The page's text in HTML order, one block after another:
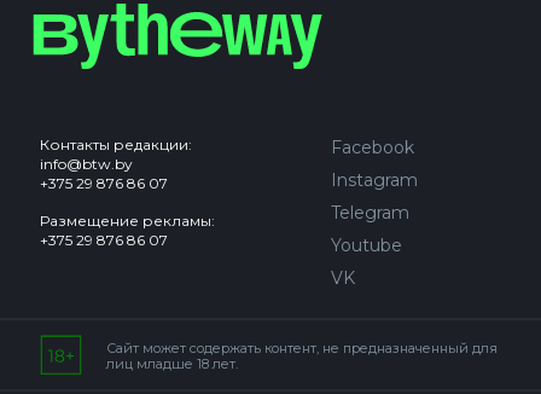
Контакты редакции:
info@btw.by
+375 29 876 86 07
Размещение рекламы:
+375 29 876 86 07
Facebook
Instagram
Telegram
Youtube
VK
Сайт может содержать контент, не предназначенный для
лиц младше 18 лет.